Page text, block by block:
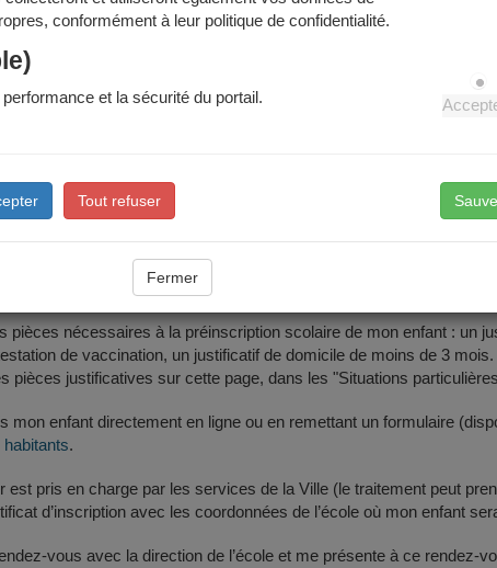
dans l'école du périmètre scolaire rattaché à votre domicile.
de périmètres sont votées régulièrement et peuvent
pièces nécessaires à la préinscription scolaire de mon enfant : un
de vaccination, un justificatif de domicile de moins de 3
pièces justificatives sur cette page, dans les "Situations
mon enfant directement en ligne ou en remettant un formulaire
.
est pris en charge par les services de la Ville (le traitement peut
d’inscription avec les coordonnées de l’école où mon enfant
vous avec la direction de l’école et me présente à ce rendez-
conformément à leur politique de confidentialité.
et la sécurité du portail.
Tout refuser
Fermer